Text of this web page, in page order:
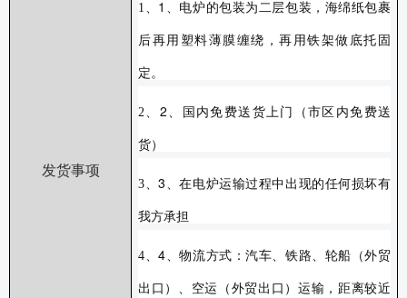
发货事项
1 、 1 、 电炉的包装为二层包装，海绵纸包裹
后再用塑料薄膜缠绕，再用铁架做底托固
定。
2、 2 、 国内免费送货上门（市区内免费送
货）
3、3 、在电炉运输过程中出现的任何损坏有
我方承担
4、4、物流方式：汽车、铁路、轮船（外贸
出口）、空运（外贸出口）运输，距离较近